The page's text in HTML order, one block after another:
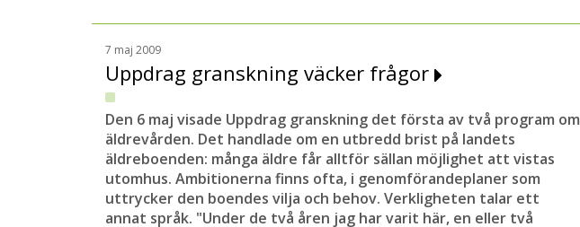
7 maj 2009
Uppdrag granskning väcker frågor
Den 6 maj visade Uppdrag granskning det första av två program om
äldrevården. Det handlade om en utbredd brist på landets
äldreboenden: många äldre får alltför sällan möjlighet att vistas
utomhus. Ambitionerna finns ofta, i genomförandeplaner som
uttrycker den boendes vilja och behov. Verkligheten talar ett
annat språk. "Under de två åren jag har varit här, en eller två